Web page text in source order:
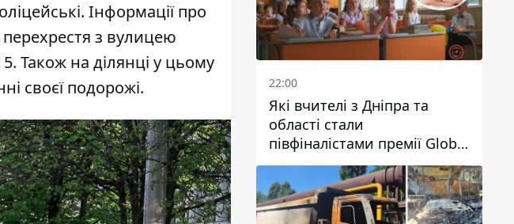
. Інформації про
з вулицею
Також на ділянці у цьому
своєї подорожі.
22:00
Які вчителі з Дніпра та
області стали
півфіналістами премії Global
Teacher Prize Ukraine 2026